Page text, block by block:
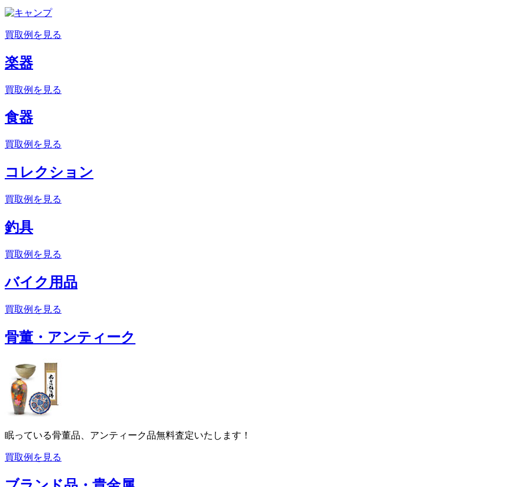
買取例を見る
楽器
買取例を見る
食器
買取例を見る
コレクション
買取例を見る
釣具
買取例を見る
バイク用品
買取例を見る
骨董・アンティーク
眠っている骨董品、アンティーク品無料査定いたします！
買取例を見る